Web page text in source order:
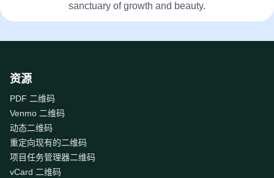
sanctuary of growth and beauty.
资源
PDF 二维码
Venmo 二维码
动态二维码
重定向现有的二维码
项目任务管理器二维码
vCard 二维码